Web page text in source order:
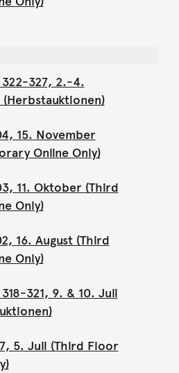
327, 2.-4.
(Herbstauktionen)
15. November
Online Only)
11. Oktober (Third
Only)
16. August (Third
Only)
321, 9. & 10. Juli
5. Juli (Third Floor